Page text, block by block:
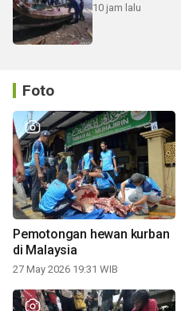
10 jam lalu
Foto
Pemotongan hewan kurban
di Malaysia
27 May 2026 19:31 WIB